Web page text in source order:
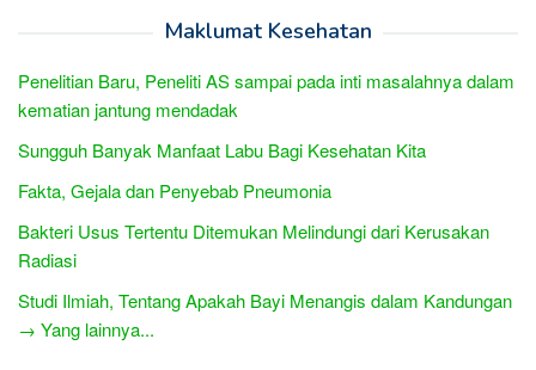
Maklumat Kesehatan
Penelitian Baru, Peneliti AS sampai pada inti masalahnya dalam
kematian jantung mendadak
Sungguh Banyak Manfaat Labu Bagi Kesehatan Kita
Fakta, Gejala dan Penyebab Pneumonia
Bakteri Usus Tertentu Ditemukan Melindungi dari Kerusakan
Radiasi
Studi Ilmiah, Tentang Apakah Bayi Menangis dalam Kandungan
→ Yang lainnya...